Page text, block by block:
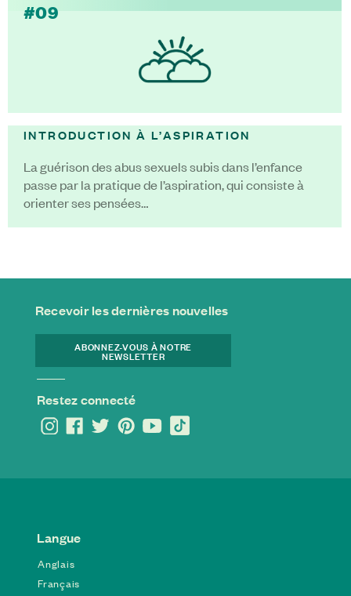
#09
INTRODUCTION À L’ASPIRATION
La guérison des abus sexuels subis dans l’enfance
passe par la pratique de l’aspiration, qui consiste à
orienter ses pensées…
Recevoir les dernières nouvelles
ABONNEZ-VOUS À NOTRE
NEWSLETTER
Restez connecté
Langue
Anglais
Français